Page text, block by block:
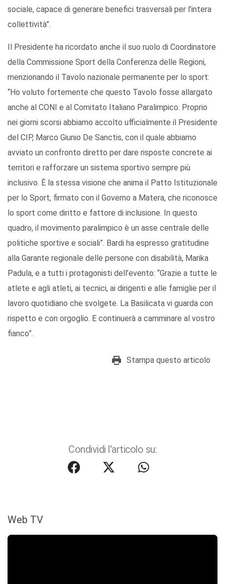
sociale, capace di generare benefici trasversali per l’intera
collettività”.
Il Presidente ha ricordato anche il suo ruolo di Coordinatore
della Commissione Sport della Conferenza delle Regioni,
menzionando il Tavolo nazionale permanente per lo sport:
“Ho voluto fortemente che questo Tavolo fosse allargato
anche al CONI e al Comitato Italiano Paralimpico. Proprio
nei giorni scorsi abbiamo accolto ufficialmente il Presidente
del CIP, Marco Giunio De Sanctis, con il quale abbiamo
avviato un confronto diretto per dare risposte concrete ai
territori e rafforzare un sistema sportivo sempre più
inclusivo. È la stessa visione che anima il Patto Istituzionale
per lo Sport, firmato con il Governo a Matera, che riconosce
lo sport come diritto e fattore di inclusione. In questo
quadro, il movimento paralimpico è un asse centrale delle
politiche sportive e sociali”. Bardi ha espresso gratitudine
alla Garante regionale delle persone con disabilità, Marika
Padula, e a tutti i protagonisti dell’evento: “Grazie a tutte le
atlete e agli atleti, ai tecnici, ai dirigenti e alle famiglie per il
lavoro quotidiano che svolgete. La Basilicata vi guarda con
rispetto e con orgoglio. E continuerà a camminare al vostro
fianco”.
Stampa questo articolo
Condividi l'articolo su:
Web TV